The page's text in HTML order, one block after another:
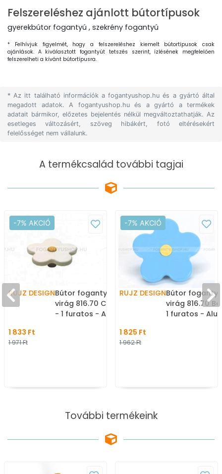
Felszereléshez ajánlott bútortípusok
gyerekbútor fogantyú , szekrény fogantyú
* Felhívjuk figyelmét, hogy a felszereléshez kiemelt bútortípusok csak
ajánlások. A kiválasztott fogantyút tetszés szerint, ízlésének megfelelően
felszerelheti a kívánt bútortípusra.
* Az itt található információk a fogantyushop.hu és a gyártó által
megadott adatok. A fogantyushop.hu és a gyártó a termékek
adatait bármikor, előzetes bejelentés nélkül megváltoztathatják. Az
esetleges változásért, szöveg hibákért, fotó eltérésekért
felelősséget nem vállalunk.
A termékcsalád további tagjai
-7% AKCIÓ
RUJZ DESIGNBútor fogantyú - Gyerek
virág 816.70 Citromsárga
- 1 furatos - Alumínium
Citromsárga rumena1 -
Zamak fém ötvözet,
1 833 Ft
1 971 Ft
-7% AKCIÓ
RUJZ DESIGNBútor
virág 816.70
1 furatos -
1 825 Ft
1 962 Ft
További termékeink